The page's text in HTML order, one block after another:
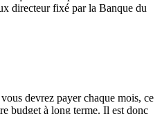
directeur fixé par la Banque du
devrez payer chaque mois, ce
budget à long terme. Il est donc